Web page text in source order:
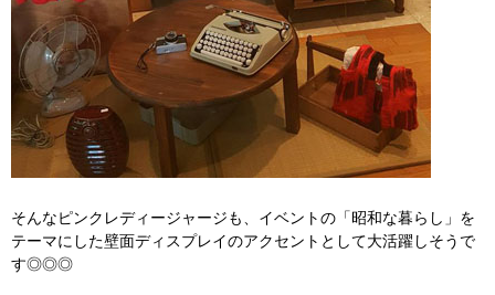
そんなピンクレディージャージも、イベントの「昭和な暮らし」を
テーマにした壁面ディスプレイのアクセントとして大活躍しそうで
す◎◎◎